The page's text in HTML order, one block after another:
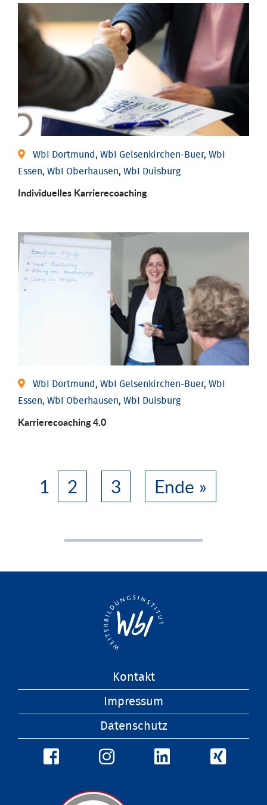
WbI Dortmund, WbI Gelsenkirchen-Buer, WbI
Essen, WbI Oberhausen, WbI Duisburg
Individu­elles Karrierecoaching
WbI Dortmund, WbI Gelsenkirchen-Buer, WbI
Essen, WbI Oberhausen, WbI Duisburg
Karriere­coaching 4.0
1 2 3 Ende »
Kontakt
Impressum
Datenschutz